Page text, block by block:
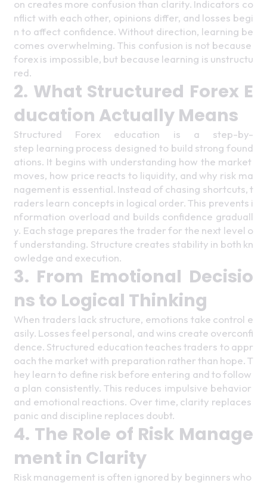
on creates more confusion than clarity. Indicators co
nflict with each other, opinions differ, and losses begi
n to affect confidence. Without direction, learning be
comes overwhelming. This confusion is not because
forex is impossible, but because learning is unstructu
red.
2. What Structured Forex E
ducation Actually Means
Structured Forex education is a step-by-
step learning process designed to build strong found
ations. It begins with understanding how the market
moves, how price reacts to liquidity, and why risk ma
nagement is essential. Instead of chasing shortcuts, t
raders learn concepts in logical order. This prevents i
nformation overload and builds confidence graduall
y. Each stage prepares the trader for the next level o
f understanding. Structure creates stability in both kn
owledge and execution.
3. From Emotional Decisio
ns to Logical Thinking
When traders lack structure, emotions take control e
asily. Losses feel personal, and wins create overconfi
dence. Structured education teaches traders to appr
oach the market with preparation rather than hope. T
hey learn to define risk before entering and to follow
a plan consistently. This reduces impulsive behavior
and emotional reactions. Over time, clarity replaces
panic and discipline replaces doubt.
4. The Role of Risk Manage
ment in Clarity
Risk management is often ignored by beginners who